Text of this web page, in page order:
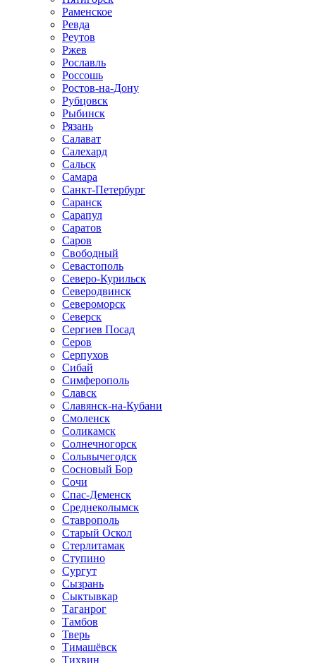
Раменское
Ревда
Реутов
Ржев
Рославль
Россошь
Ростов-на-Дону
Рубцовск
Рыбинск
Рязань
Салават
Салехард
Сальск
Самара
Санкт-Петербург
Саранск
Сарапул
Саратов
Саров
Свободный
Севастополь
Северо-Курильск
Северодвинск
Североморск
Северск
Сергиев Посад
Серов
Серпухов
Сибай
Симферополь
Славск
Славянск-на-Кубани
Смоленск
Соликамск
Солнечногорск
Сольвычегодск
Сосновый Бор
Сочи
Спас-Деменск
Среднеколымск
Ставрополь
Старый Оскол
Стерлитамак
Ступино
Сургут
Сызрань
Сыктывкар
Таганрог
Тамбов
Тверь
Тимашёвск
Тихвин